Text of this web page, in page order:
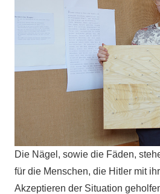
Die Nägel, sowie die Fäden,
für die Menschen, die Hitler mit
Akzeptieren der Situation